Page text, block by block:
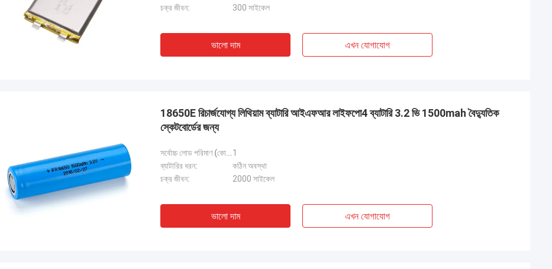
আমি এই মিষ্টি এবং সংক্ষিপ্ত রাখতে যাচ্ছি! আমি দেশের বাইরে
সরবরাহকারীর সাথে এত চমৎকার গ্রাহক সেবা অভিজ্ঞতা কখনও
ছিল না।এই কোম্পানি তাদের গ্রাহকদের চাহিদা মেটাতে অনেক
বেশি কাজ করেছে. আমার সমস্ত উদ্বেগের সাথে তাদের
প্রতিক্রিয়া সময় অবিলম্বে সমাধান করা হয়েছিল 100%১-২৪
চক্র জীবন:
300 সাইকেল
ভালো দাম এখন যোগাযোগ
18650E রিচার্জযোগ্য লিথিয়াম ব্যাটারি আইএফআর লাইফপো4 ব্যাটারি 3.2 ভি 1500mah বৈদ্যুতিক
স্কেটবোর্ডের জন্য
সর্বোচ্চ লোড পরিমাণ (কোষ):1
ব্যাটারির ধরন:
কঠিন অবস্থা
চক্র জীবন:
2000 সাইকেল
ভালো দাম এখন যোগাযোগ